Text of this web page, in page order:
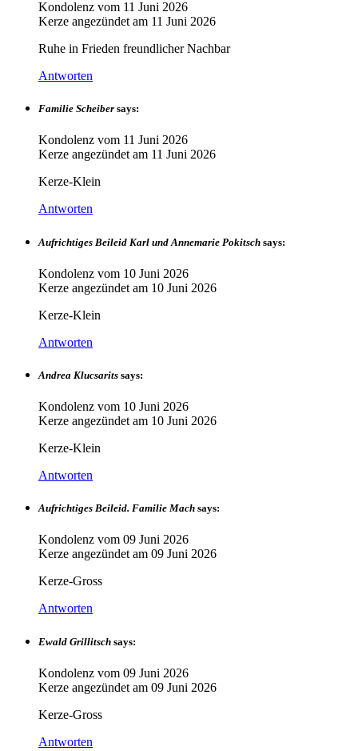
Kondolenz vom 11 Juni 2026
Kerze angezündet am 11 Juni 2026
Ruhe in Frieden freundlicher Nachbar
Antworten
Familie Scheiber says:
Kondolenz vom 11 Juni 2026
Kerze angezündet am 11 Juni 2026
Kerze-Klein
Antworten
Aufrichtiges Beileid Karl und Annemarie Pokitsch says:
Kondolenz vom 10 Juni 2026
Kerze angezündet am 10 Juni 2026
Kerze-Klein
Antworten
Andrea Klucsarits says:
Kondolenz vom 10 Juni 2026
Kerze angezündet am 10 Juni 2026
Kerze-Klein
Antworten
Aufrichtiges Beileid. Familie Mach says:
Kondolenz vom 09 Juni 2026
Kerze angezündet am 09 Juni 2026
Kerze-Gross
Antworten
Ewald Grillitsch says:
Kondolenz vom 09 Juni 2026
Kerze angezündet am 09 Juni 2026
Kerze-Gross
Antworten